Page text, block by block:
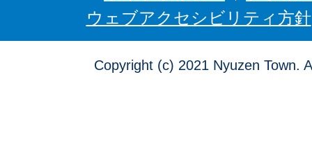
ウェブアクセシビリティ方針
Copyright (c) 2021 Nyuzen Town.